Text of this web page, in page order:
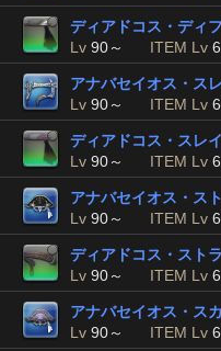
ディアドコス・ディ
Lv 90～ ITEM Lv
アナバセイオス・ス
Lv 90～ ITEM Lv
ディアドコス・スレ
Lv 90～ ITEM Lv
アナバセイオス・ス
Lv 90～ ITEM Lv
ディアドコス・スト
Lv 90～ ITEM Lv
アナバセイオス・ス
Lv 90～ ITEM Lv